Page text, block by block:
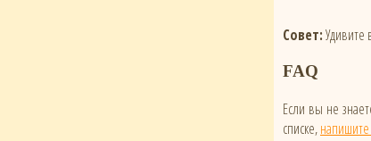
Совет:Удивите
FAQ
Если вы не
списке,